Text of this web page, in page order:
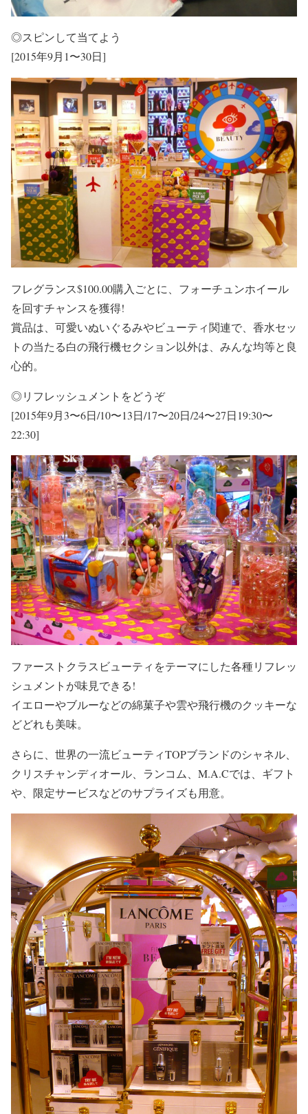
◎スピンして当てよう
[2015年9月1〜30日]
フレグランス$100.00購入ごとに、フォーチュンホイール
を回すチャンスを獲得!
賞品は、可愛いぬいぐるみやビューティ関連で、香水セッ
トの当たる白の飛行機セクション以外は、みんな均等と良
心的。
◎リフレッシュメントをどうぞ
[2015年9月3〜6日/10〜13日/17〜20日/24〜27日19:30〜
22:30]
ファーストクラスビューティをテーマにした各種リフレッ
シュメントが味見できる!
イエローやブルーなどの綿菓子や雲や飛行機のクッキーな
どどれも美味。
さらに、世界の一流ビューティTOPブランドのシャネル、
クリスチャンディオール、ランコム、M.A.Cでは、ギフト
や、限定サービスなどのサプライズも用意。